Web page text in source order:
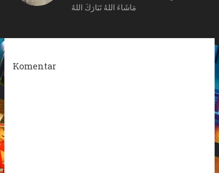
مَاشَاءَ اللهُ تَبَارَكَ اللهُ
Komentar